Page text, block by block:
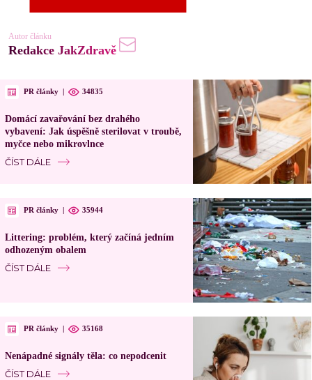
Autor článku
Redakce JakZdravě
PR články | 34835
Domácí zavařování bez drahého
vybavení: Jak úspěšně sterilovat v troubě,
myčce nebo mikrovlnce
ČÍST DÁLE
PR články | 35944
Littering: problém, který začíná jedním
odhozeným obalem
ČÍST DÁLE
PR články | 35168
Nenápadné signály těla: co nepodcenit
ČÍST DÁLE